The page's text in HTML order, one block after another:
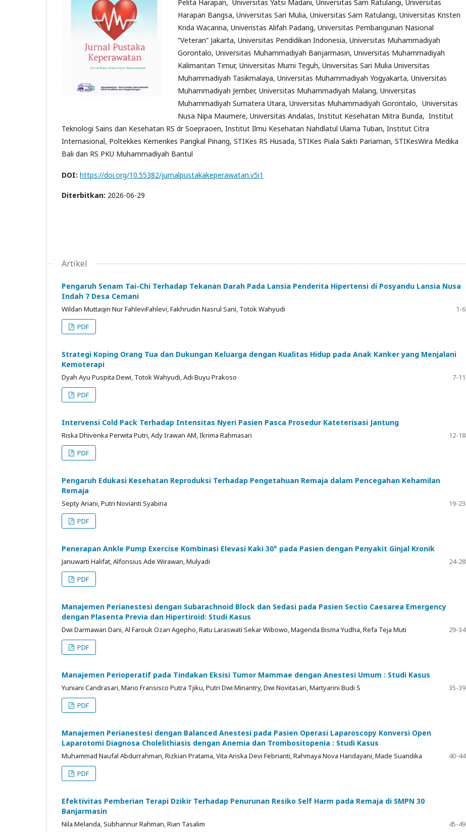
Pelita Harapan, Universitas Yatsi Madani, Universitas Sam Ratulangi, Universitas
Harapan Bangsa, Universitas Sari Mulia, Universitas Sam Ratulangi, Universitas Kristen
Krida Wacanna, Univeristas Alifah Padang, Universitas Pembangunan Nasional
”Veteran” Jakarta, Universitas Pendidikan Indonesia, Universitas Muhammadiyah
Gorontalo, Universitas Muhammadiyah Banjarmasin, Universitas Muhammadiyah
Kalimantan Timur, Universitas Murni Teguh, Universitas Sari Mulia Universitas
Muhammadiyah Tasikmalaya, Universitas Muhammadiyah Yogyakarta, Universitas
Muhammadiyah Jember, Universitas Muhammadiyah Malang, Universitas
Muhammadiyah Sumatera Utara, Universitas Muhammadiyah Gorontalo, Universitas
Nusa Nipa Maumere, Universitas Andalas, Institut Kesehatan Mitra Bunda, Institut
Teknologi Sains dan Kesehatan RS dr Soepraoen, Institut Ilmu Kesehatan Nahdlatul Ulama Tuban, Institut Citra
Internasional, Poltekkes Kemenkes Pangkal Pinang, STIKes RS Husada, STIKes Piala Sakti Pariaman, STIKesWira Medika
Bali dan RS PKU Muhammadiyah Bantul
DOI: https://doi.org/10.55382/jurnalpustakakeperawatan.v5i1
Diterbitkan: 2026-06-29
Artikel
Pengaruh Senam Tai-Chi Terhadap Tekanan Darah Pada Lansia Penderita Hipertensi di Posyandu Lansia Nusa
Indah 7 Desa Cemani
Wildan Muttaqin Nur FahleviFahlevi, Fakhrudin Nasrul Sani, Totok Wahyudi
1-6
PDF
Strategi Koping Orang Tua dan Dukungan Keluarga dengan Kualitas Hidup pada Anak Kanker yang Menjalani
Kemoterapi
Dyah Ayu Puspita Dewi, Totok Wahyudi, Adi Buyu Prakoso
7-11
PDF
Intervensi Cold Pack Terhadap Intensitas Nyeri Pasien Pasca Prosedur Kateterisasi Jantung
Riska Dhivenka Perwita Putri, Ady Irawan AM, Ikrima Rahmasari
12-18
PDF
Pengaruh Edukasi Kesehatan Reproduksi Terhadap Pengetahuan Remaja dalam Pencegahan Kehamilan
Remaja
Septy Ariani, Putri Novianti Syabina
19-23
PDF
Penerapan Ankle Pump Exercise Kombinasi Elevasi Kaki 30° pada Pasien dengan Penyakit Ginjal Kronik
Januwarti Halifat, Alfonsius Ade Wirawan, Mulyadi
24-28
PDF
Manajemen Perianestesi dengan Subarachnoid Block dan Sedasi pada Pasien Sectio Caesarea Emergency
dengan Plasenta Previa dan Hipertiroid: Studi Kasus
Dwi Darmawan Dani, Al Farouk Ozan Agepho, Ratu Laraswati Sekar Wibowo, Magenda Bisma Yudha, Refa Teja Muti
29-34
PDF
Manajemen Perioperatif pada Tindakan Eksisi Tumor Mammae dengan Anestesi Umum : Studi Kasus
Yuniani Candrasari, Mario Fransisco Putra Tjiku, Putri Dwi Minantry, Dwi Novitasari, Martyarini Budi S
35-39
PDF
Manajemen Perianestesi dengan Balanced Anestesi pada Pasien Operasi Laparoscopy Konversi Open
Laparotomi Diagnosa Cholelithiasis dengan Anemia dan Trombositopenia : Studi Kasus
Muhammad Naufal Abdurrahman, Rizkian Pratama, Vita Ariska Devi Febrianti, Rahmaya Nova Handayani, Made Suandika
40-44
PDF
Efektivitas Pemberian Terapi Dzikir Terhadap Penurunan Resiko Self Harm pada Remaja di SMPN 30
Banjarmasin
Nila Melanda, Subhannur Rahman, Rian Tasalim
45-49